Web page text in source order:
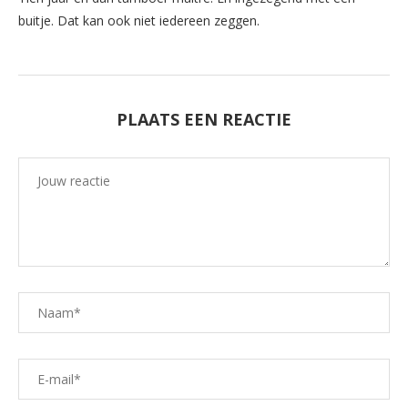
buitje. Dat kan ook niet iedereen zeggen.
PLAATS EEN REACTIE